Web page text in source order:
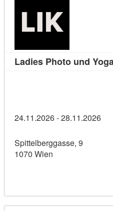
Ladies Photo und
24.11.2026 - 28.11.2026
Spittelberggasse, 9
1070 Wien